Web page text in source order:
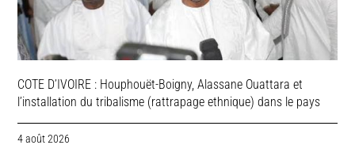
COTE D’IVOIRE : Houphouët-Boigny, Alassane Ouattara et
l’installation du tribalisme (rattrapage ethnique) dans le pays
4 août 2026